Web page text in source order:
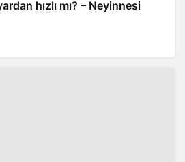
hızlı mı? – Neyinnesi